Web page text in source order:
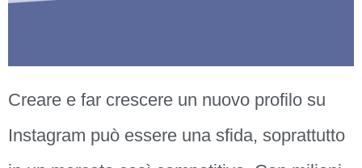
Creare e far crescere un nuovo profilo su
Instagram può essere una sfida, soprattutto